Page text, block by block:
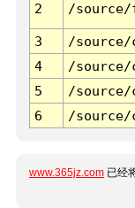
2 /
3 /
4
/
5
/
6
/
www.365jz.com 已经